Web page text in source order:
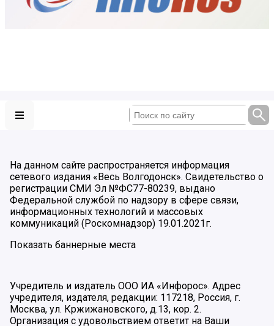
На данном сайте распространяется информация
сетевого издания «Весь Волгодонск». Свидетельство о
регистрации СМИ Эл №ФС77-80239, выдано
Федеральной службой по надзору в сфере связи,
информационных технологий и массовых
коммуникаций (Роскомнадзор) 19.01.2021г.
Показать баннерные места
Учредитель и издатель ООО ИА «Инфорос». Адрес
учредителя, издателя, редакции: 117218, Россия, г.
Москва, ул. Кржижановского, д.13, кор. 2.
Организация с удовольствием ответит на Ваши